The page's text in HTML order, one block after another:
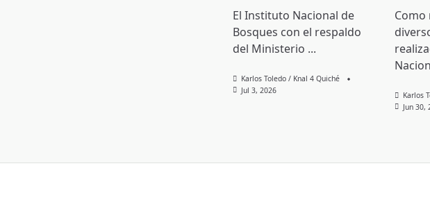
El Instituto Nacional de
Bosques con el respaldo
del Ministerio ...
Karlos Toledo / Knal 4 Quiché
Jul 3, 2026
Como
Karlos
Jun 30,